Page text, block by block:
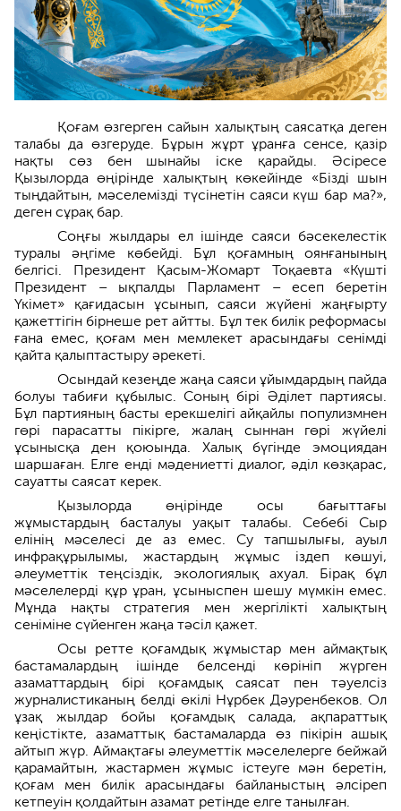
Қоғам өзгерген сайын халықтың саясатқа деген
талабы да өзгеруде. Бұрын жұрт ұранға сенсе, қазір
нақты сөз бен шынайы іске қарайды. Әсіресе
Қызылорда өңірінде халықтың көкейінде «Бізді шын
тыңдайтын, мәселемізді түсінетін саяси күш бар ма?»,
деген сұрақ бар.
Соңғы жылдары ел ішінде саяси бәсекелестік
туралы әңгіме көбейді. Бұл қоғамның оянғанының
белгісі. Президент Қасым-Жомарт Тоқаевта «Күшті
Президент – ықпалды Парламент – есеп беретін
Үкімет» қағидасын ұсынып, саяси жүйені жаңғырту
қажеттігін бірнеше рет айтты. Бұл тек билік реформасы
ғана емес, қоғам мен мемлекет арасындағы сенімді
қайта қалыптастыру әрекеті.
Осындай кезеңде жаңа саяси ұйымдардың пайда
болуы табиғи құбылыс. Соның бірі Әділет партиясы.
Бұл партияның басты ерекшелігі айқайлы популизмнен
гөрі парасатты пікірге, жалаң сыннан гөрі жүйелі
ұсынысқа ден қоюында. Халық бүгінде эмоциядан
шаршаған. Елге енді мәдениетті диалог, әділ көзқарас,
сауатты саясат керек.
Қызылорда өңірінде осы бағыттағы
жұмыстардың басталуы уақыт талабы. Себебі Сыр
елінің мәселесі де аз емес. Су тапшылығы, ауыл
инфрақұрылымы, жастардың жұмыс іздеп көшуі,
әлеуметтік теңсіздік, экологиялық ахуал. Бірақ бұл
мәселелерді құр ұран, ұсыныспен шешу мүмкін емес.
Мұнда нақты стратегия мен жергілікті халықтың
сеніміне сүйенген жаңа тәсіл қажет.
Осы ретте қоғамдық жұмыстар мен аймақтық
бастамалардың ішінде белсенді көрініп жүрген
азаматтардың бірі қоғамдық саясат пен тәуелсіз
журналистиканың белді өкілі Нұрбек Дәуренбеков. Ол
ұзақ жылдар бойы қоғамдық салада, ақпараттық
кеңістікте, азаматтық бастамаларда өз пікірін ашық
айтып жүр. Аймақтағы әлеуметтік мәселелерге бейжай
қарамайтын, жастармен жұмыс істеуге мән беретін,
қоғам мен билік арасындағы байланыстың әлсіреп
кетпеуін қолдайтын азамат ретінде елге танылған.